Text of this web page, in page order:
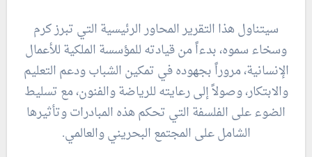
سيتناول هذا التقرير المحاور الرئيسية التي تبرز كرم
وسخاء سموه، بدءاً من قيادته للمؤسسة الملكية للأعمال
الإنسانية، مروراً بجهوده في تمكين الشباب ودعم التعليم
والابتكار، وصولاً إلى رعايته للرياضة والفنون، مع تسليط
الضوء على الفلسفة التي تحكم هذه المبادرات وتأثيرها
الشامل على المجتمع البحريني والعالمي.